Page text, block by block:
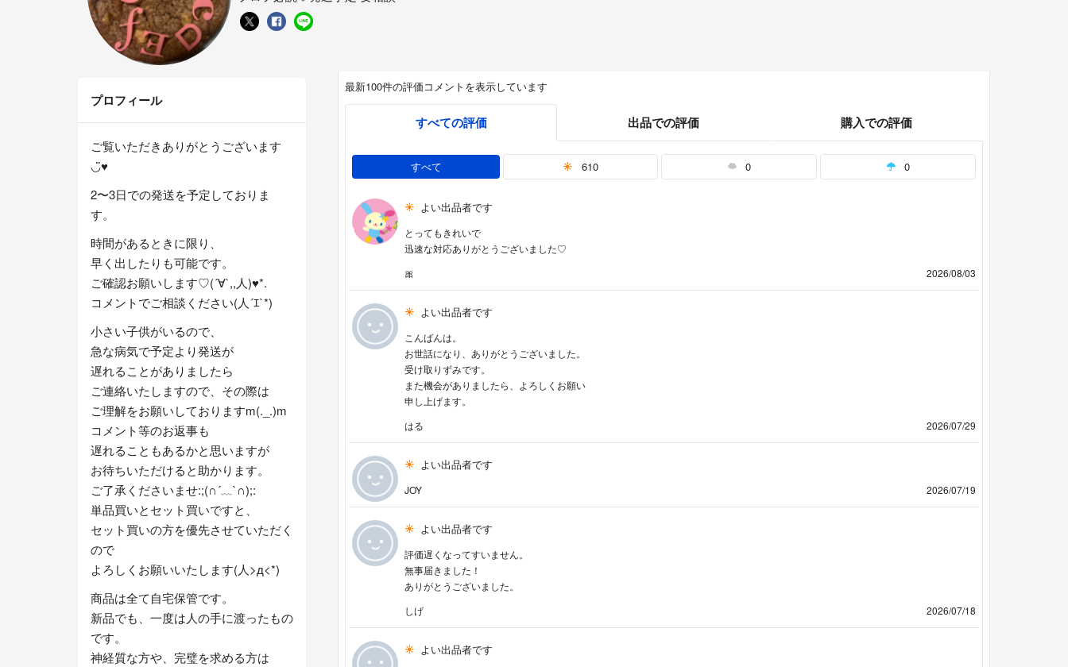
最新100件の評価コメントを表示しています
すべての評価 出品での評価 購入での評価
すべて 610 0 0
よい出品者です
とってもきれいで
迅速な対応ありがとうございました♡
🎀
2026/08/03
よい出品者です
こんばんは。
お世話になり、ありがとうございました。
受け取りずみです。
また機会がありましたら、よろしくお願い
申し上げます。
はる
2026/07/29
よい出品者です
JOY 2026/07/19
よい出品者です
評価遅くなってすいません。
無事届きました！
ありがとうございました。
しげ
2026/07/18
よい出品者です
プロフィール
ご覧いただきありがとうございます
◡̈♥︎
2〜3日での発送を予定しておりま
す。
時間があるときに限り、
早く出したりも可能です。
ご確認お願いします♡(´∀`,,人)♥*.
コメントでご相談ください(人´ｴ`*)
小さい子供がいるので、
急な病気で予定より発送が
遅れることがありましたら
ご連絡いたしますので、その際は
ご理解をお願いしておりますm(._.)m
コメント等のお返事も
遅れることもあるかと思いますが
お待ちいただけると助かります。
ご了承くださいませ:;(∩´﹏`∩);:
単品買いとセット買いですと、
セット買いの方を優先させていただく
ので
よろしくお願いいたします(人>д<*)
商品は全て自宅保管です。
新品でも、一度は人の手に渡ったもの
です。
神経質な方や、完璧を求める方は